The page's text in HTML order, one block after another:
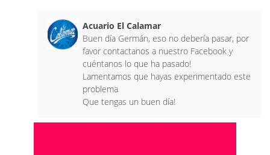
Acuario El Calamar
Buen día Germán, eso no debería pasar, por
favor contactanos a nuestro Facebook y
cuéntanos lo que ha pasado!
Lamentamos que hayas experimentado este
problema
Que tengas un buen día!